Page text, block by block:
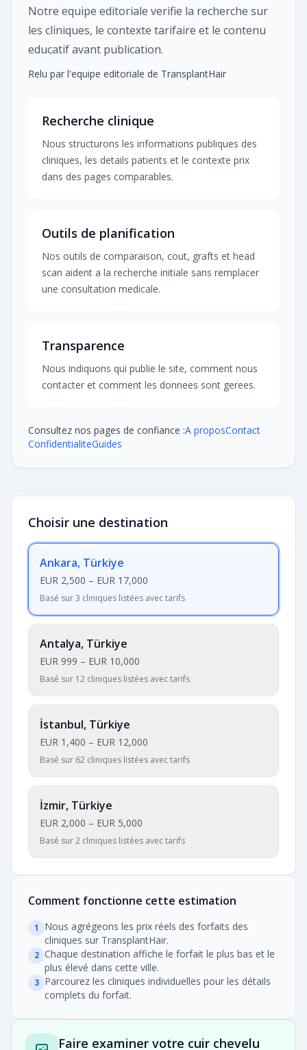
Notre equipe editoriale verifie la recherche sur
les cliniques, le contexte tarifaire et le contenu
educatif avant publication.
Relu par l'equipe editoriale de TransplantHair
Recherche clinique
Nous structurons les informations publiques des
cliniques, les details patients et le contexte prix
dans des pages comparables.
Outils de planification
Nos outils de comparaison, cout, grafts et head
scan aident a la recherche initiale sans remplacer
une consultation medicale.
Transparence
Nous indiquons qui publie le site, comment nous
contacter et comment les donnees sont gerees.
Consultez nos pages de confiance :A proposContact
ConfidentialiteGuides
Choisir une destination
Ankara, Türkiye
EUR 2,500 – EUR 17,000
Basé sur 3 cliniques listées avec tarifs
Antalya, Türkiye
EUR 999 – EUR 10,000
Basé sur 12 cliniques listées avec tarifs
İstanbul, Türkiye
EUR 1,400 – EUR 12,000
Basé sur 62 cliniques listées avec tarifs
İzmir, Türkiye
EUR 2,000 – EUR 5,000
Basé sur 2 cliniques listées avec tarifs
Comment fonctionne cette estimation
1
Nous agrégeons les prix réels des forfaits des
cliniques sur TransplantHair.
2 Chaque destination affiche le forfait le plus bas et le
plus élevé dans cette ville.
3 Parcourez les cliniques individuelles pour les détails
complets du forfait.
Faire examiner votre cuir chevelu